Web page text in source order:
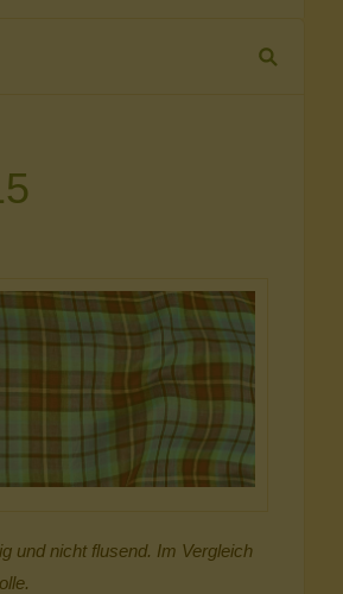
und nicht flusend. Im Vergleich